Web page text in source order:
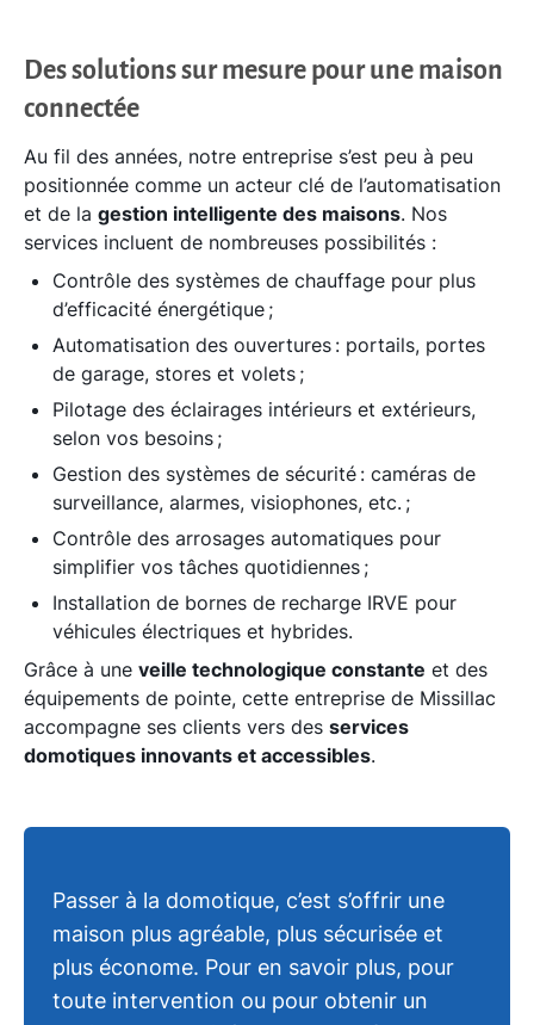
Des solutions sur mesure pour une maison
connectée
Au fil des années, notre entreprise s’est peu à peu
positionnée comme un acteur clé de l’automatisation
et de la gestion intelligente des maisons. Nos
services incluent de nombreuses possibilités :
Contrôle des systèmes de chauffage pour plus
d’efficacité énergétique ;
Automatisation des ouvertures : portails, portes
de garage, stores et volets ;
Pilotage des éclairages intérieurs et extérieurs,
selon vos besoins ;
Gestion des systèmes de sécurité : caméras de
surveillance, alarmes, visiophones, etc. ;
Contrôle des arrosages automatiques pour
simplifier vos tâches quotidiennes ;
Installation de bornes de recharge IRVE pour
véhicules électriques et hybrides.
Grâce à une veille technologique constante et des
équipements de pointe, cette entreprise de Missillac
accompagne ses clients vers des services
domotiques innovants et accessibles.
Passer à la domotique, c’est s’offrir une
maison plus agréable, plus sécurisée et
plus économe. Pour en savoir plus, pour
toute intervention ou pour obtenir un